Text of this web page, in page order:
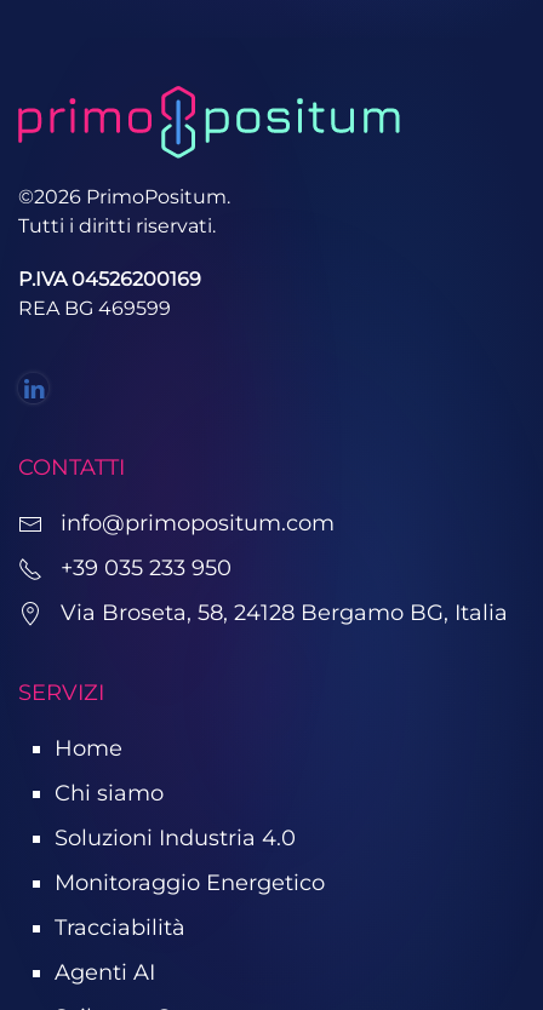
©2026 PrimoPositum.
Tutti i diritti riservati.
P.IVA 04526200169
REA BG 469599
CONTATTI
info@primopositum.com
+39 035 233 950
Via Broseta, 58, 24128 Bergamo BG, Italia
SERVIZI
Home
Chi siamo
Soluzioni Industria 4.0
Monitoraggio Energetico
Tracciabilità
Agenti AI